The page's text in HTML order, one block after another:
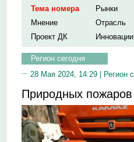
Тема номера
Рынки
Мнение
Отрасль
Проект ДК
Инновации
Регион сегодня
28 Мая 2024, 14:29 | Регион
Природных